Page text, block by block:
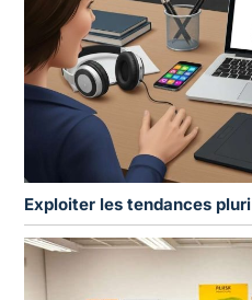
Exploiter les tendances